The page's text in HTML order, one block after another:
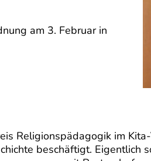
am 3. Februar in
Religionspädagogik im
beschäftigt. Eigentlich